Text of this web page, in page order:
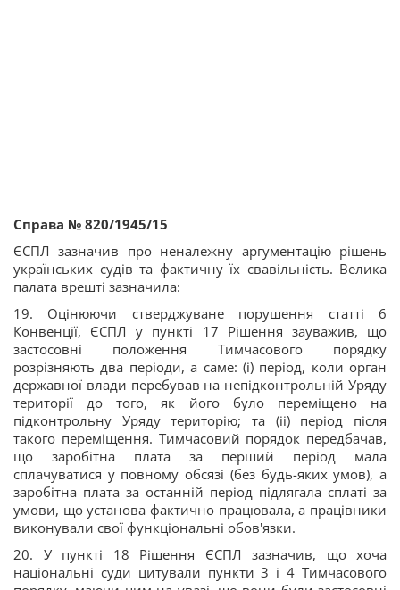
Справа № 820/1945/15
ЄСПЛ зазначив про неналежну аргументацію рішень
українських судів та фактичну їх свавільність. Велика
палата врешті зазначила:
19. Оцінюючи стверджуване порушення статті 6
Конвенції, ЄСПЛ у пункті 17 Рішення зауважив, що
застосовні положення Тимчасового порядку
розрізняють два періоди, а саме: (і) період, коли орган
державної влади перебував на непідконтрольній Уряду
території до того, як його було переміщено на
підконтрольну Уряду територію; та (іі) період після
такого переміщення. Тимчасовий порядок передбачав,
що заробітна плата за перший період мала
сплачуватися у повному обсязі (без будь-яких умов), а
заробітна плата за останній період підлягала сплаті за
умови, що установа фактично працювала, а працівники
виконували свої функціональні обов'язки.
20. У пункті 18 Рішення ЄСПЛ зазначив, що хоча
національні суди цитували пункти 3 і 4 Тимчасового